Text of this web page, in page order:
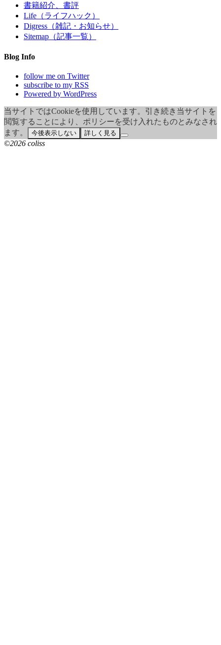
書籍紹介、書評
Life（ライフハック）
Digress（雑記・お知らせ）
Sitemap（記事一覧）
Blog Info
follow me on Twitter
subscribe to my RSS
Powered by WordPress
当サイトではCookieを使用しています。引き続き当サイトを
閲覧することにより、ポリシーを受け入れたものとみなされ
ます。
今後表示しない 詳しく見る
©2026 coliss